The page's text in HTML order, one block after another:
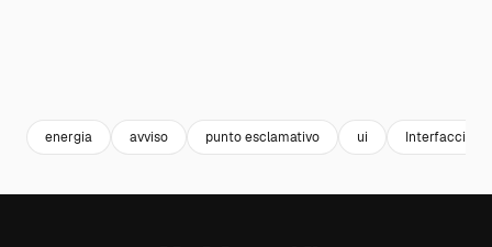
energia avviso punto esclamativo ui Interfaccia